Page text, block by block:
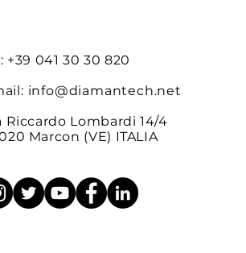
+39 041 30 30 820
info@diamantech.net
Riccardo Lombardi 14/4
Marcon (VE) ITALIA